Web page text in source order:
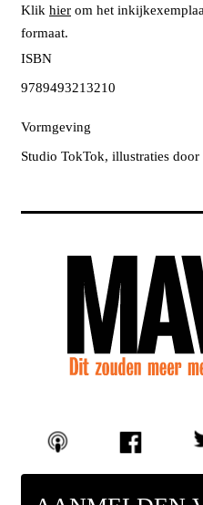
Klik hier om het
formaat.
ISBN
9789493213210
Vormgeving
Studio TokTok, illustraties